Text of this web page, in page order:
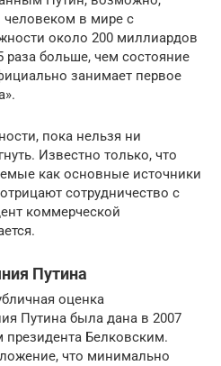
в мире с
около 200 миллиардов
раза больше, чем состояние
занимает первое
пока нельзя ни
Известно только, что
как основные источники
сотрудничество с
коммерческой
Путина
оценка
Путина была дана в 2007
Белковским.
что минимально